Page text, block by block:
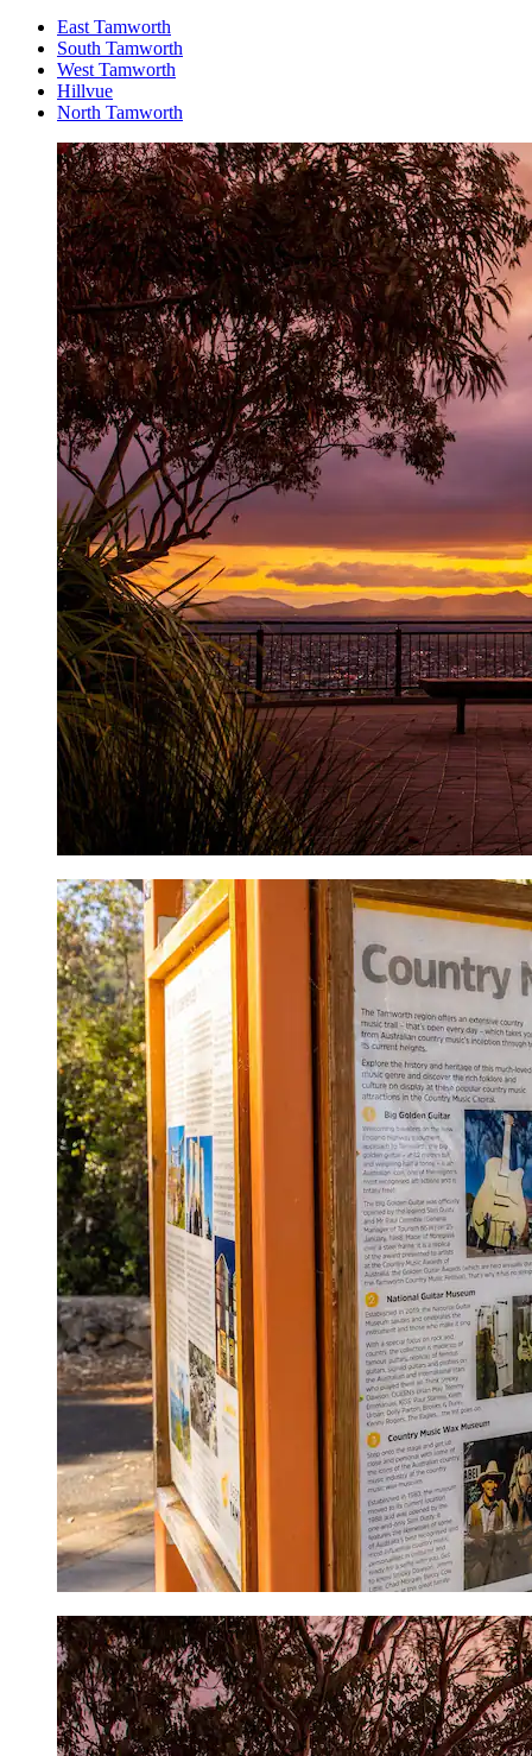
East Tamworth
South Tamworth
West Tamworth
Hillvue
North Tamworth